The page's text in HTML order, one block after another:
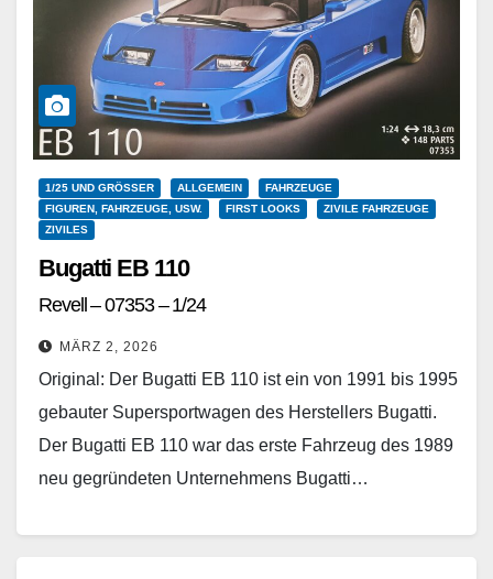
1/25 UND GRÖSSER ALLGEMEIN
FAHRZEUGE
FIGUREN, FAHRZEUGE, USW.
FIRST LOOKS
ZIVILE FAHRZEUGE
ZIVILES
Bugatti EB 110
Revell – 07353 – 1/24
MÄRZ 2, 2026
Original: Der Bugatti EB 110 ist ein von 1991 bis 1995
gebauter Supersportwagen des Herstellers Bugatti.
Der Bugatti EB 110 war das erste Fahrzeug des 1989
neu gegründeten Unternehmens Bugatti…